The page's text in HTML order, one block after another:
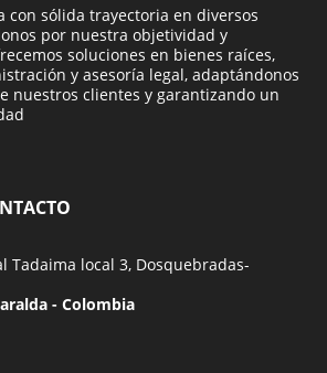
con sólida trayectoria en diversos
por nuestra objetividad y
soluciones en bienes raíces,
y asesoría legal, adaptándonos
nuestros clientes y garantizando un
Tadaima local 3, Dosquebradas-
- Colombia